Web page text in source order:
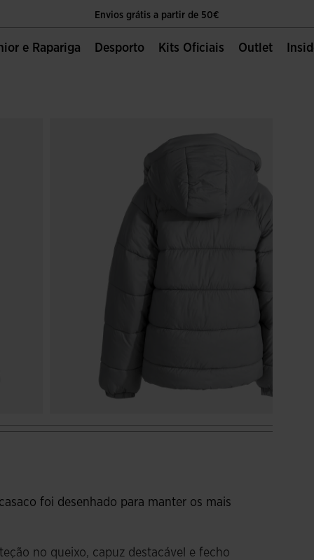
Envios grátis a partir de 50€
O único sítio oficial da Joma Sport
Envios grátis a partir de 50€
e Rapariga Desporto Kits Oficiais Outlet
foi desenhado para manter os mais
no queixo, capuz destacável e fecho